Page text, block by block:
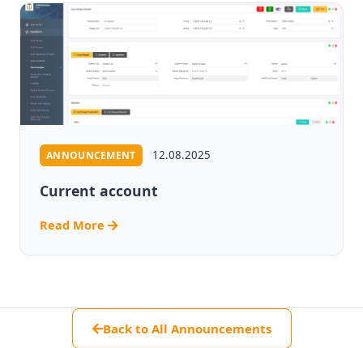
ANNOUNCEMENT 12.08.2025
Current account
Read More
Back to All Announcements